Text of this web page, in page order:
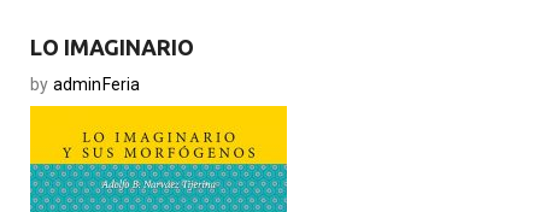
LO IMAGINARIO
by adminFeria